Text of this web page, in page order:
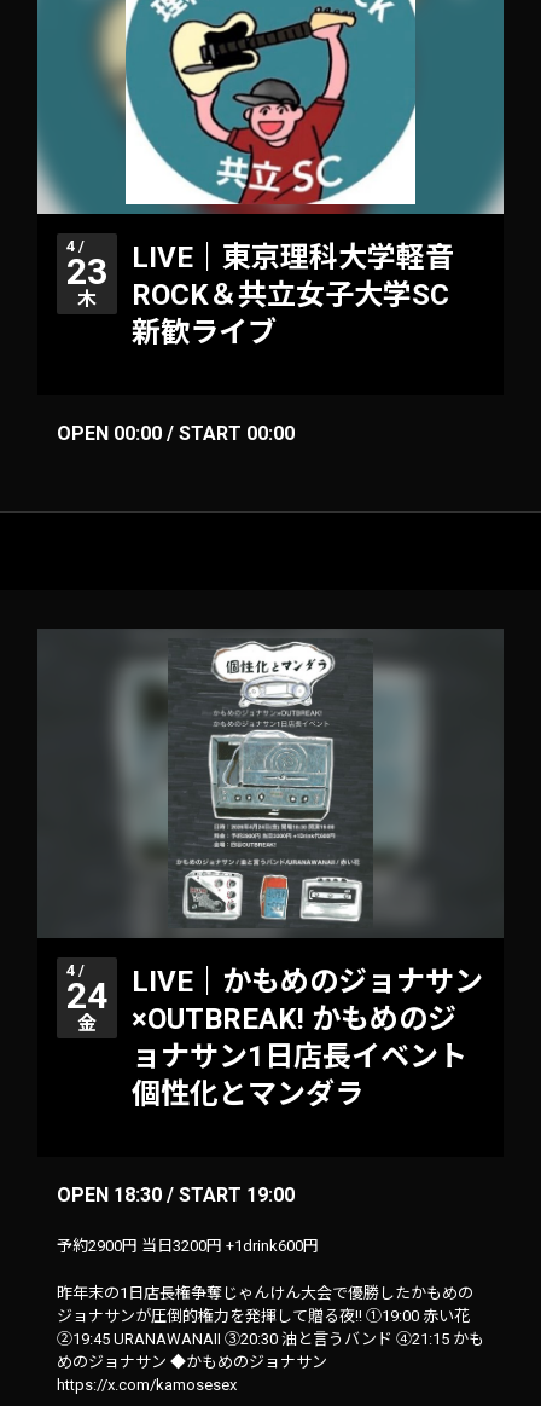
4 /
23
木
LIVE｜東京理科大学軽音
ROCK＆共立女子大学SC
新歓ライブ
OPEN 00:00 / START 00:00
4 /
24
金
LIVE｜かもめのジョナサン
×OUTBREAK! かもめのジ
ョナサン1日店長イベント
個性化とマンダラ
OPEN 18:30 / START 19:00
予約2900円 当日3200円 +1drink600円
昨年末の1日店長権争奪じゃんけん大会で優勝したかもめの
ジョナサンが圧倒的権力を発揮して贈る夜!! ①19:00 赤い花
②19:45 URANAWANAII ③20:30 油と言うバンド ④21:15 かも
めのジョナサン ◆かもめのジョナサン
https://x.com/kamosesex